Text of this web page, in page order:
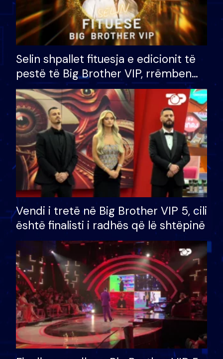
Selin shpallet fituesja e edicionit të
pestë të Big Brother VIP, rrëmben
çmimin e madh prej 100 mijë eurosh
Vendi i tretë në Big Brother VIP 5, cili
është finalisti i radhës që lë shtëpinë